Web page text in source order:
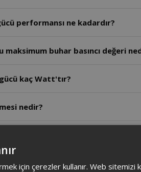
performansı ne kadardır?
buhar basıncı değeri
kaç Watt'tır?
nedir?
kaç gramdır?
var mı?
için çerezler kullanır. Web sitemizi